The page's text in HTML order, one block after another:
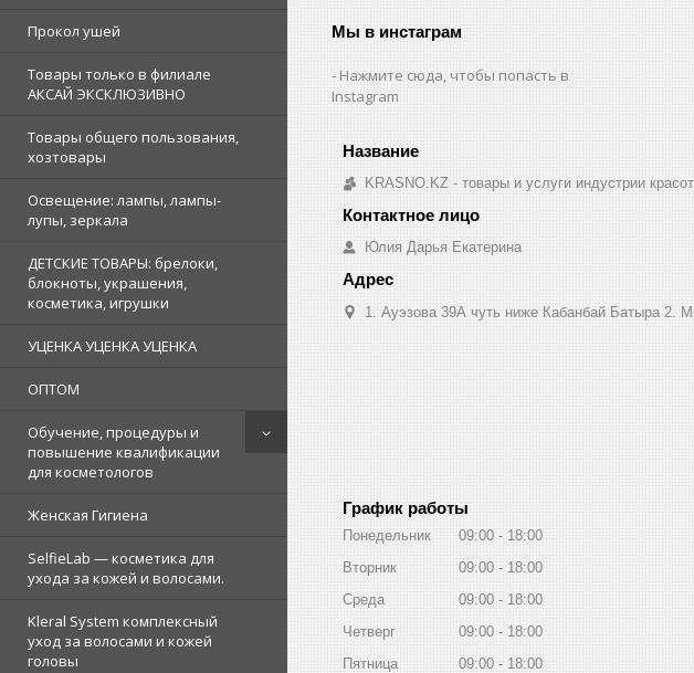
Прокол ушей
Товары только в филиале
АКСАЙ ЭКСКЛЮЗИВНО
Товары общего пользования,
хозтовары
Освещение: лампы, лампы-
лупы, зеркала
ДЕТСКИЕ ТОВАРЫ: брелоки,
блокноты, украшения,
косметика, игрушки
УЦЕНКА УЦЕНКА УЦЕНКА
ОПТОМ
Обучение, процедуры и
повышение квалификации
для косметологов
Женская Гигиена
SelfieLab — косметика для
ухода за кожей и волосами.
Kleral System комплексный
уход за волосами и кожей
головы
Мы в инстаграм
Нажмите сюда, чтобы попасть в
Instagram
KRASNO.KZ - товары и услуги индустрии
Юлия Дарья Екатерина
1. Ауэзова 39А чуть ниже Кабанбай Батыра ㅤㅤㅤㅤㅤㅤ
График работы
Понедельник 09:00
18:00
Вторник
09:00
18:00
Среда
09:00
18:00
Четверг
09:00
18:00
Пятница
09:00
18:00